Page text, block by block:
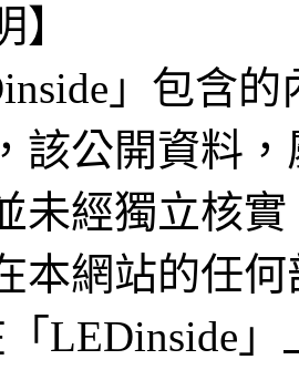
】
」包含
該公開資料
未經獨立核
本網站的任
LEDinside